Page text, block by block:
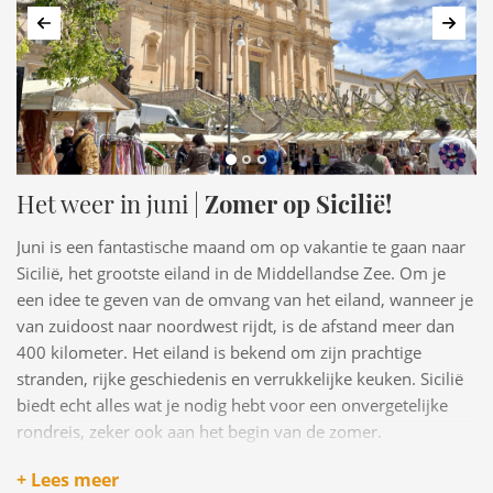
Vorige
Het weer in juni | Zomer op Sicilië!
Juni is een fantastische maand om op vakantie te gaan naar
Sicilië, het grootste eiland in de Middellandse Zee. Om je
een idee te geven van de omvang van het eiland, wanneer je
van zuidoost naar noordwest rijdt, is de afstand meer dan
400 kilometer. Het eiland is bekend om zijn prachtige
stranden, rijke geschiedenis en verrukkelijke keuken. Sicilië
biedt echt alles wat je nodig hebt voor een onvergetelijke
rondreis, zeker ook aan het begin van de zomer.
Maar hoe zit het met het weer in juni? Is het al warm genoeg
+ Lees meer